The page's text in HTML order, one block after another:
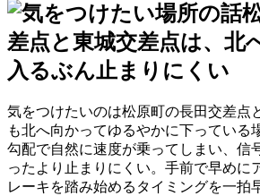
差点と東城交差点は、北
入るぶん止まりにくい
気をつけたいのは松原町の長田交差点
も北へ向かってゆるやかに下っている
勾配で自然に速度が乗ってしまい、信
ったより止まりにくい。手前で早めに
レーキを踏み始めるタイミングを一拍